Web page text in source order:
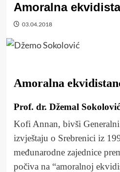
Amoralna
03.04.2018
Amoralna
Prof. dr. Džemal Sokolović
Kofi Annan, bivši
izvještaju o Srebrenici iz
međunarodne zajednice
počiva na “amoralnoj